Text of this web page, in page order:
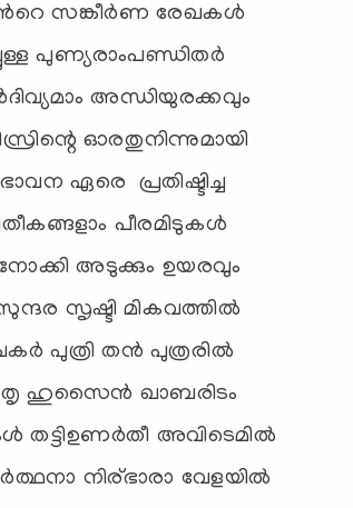
സങ്കീര്‍ണ രേഖകള്‍
പുണ്യരാംപണ്ഡിതര്‍
അന്ധിയുരക്കവും
ഓരതുനിന്നുമായി
ഏരെ പ്രതിഷ്ടിച്ച
പീരമിടുകള്‍
അടുക്കും ഉയരവും
സൃഷ്ടി മികവത്തില്‍
പുത്രി തന്‍ പുത്രരില്‍
ഹുസൈന്‍ ഖാബരിടം
തട്ടിഉണര്‍തീ അവിടെമില്‍
നിര്ഭാരാ വേളയില്‍